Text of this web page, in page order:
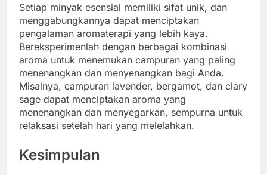
Setiap minyak esensial memiliki sifat unik, dan
menggabungkannya dapat menciptakan
pengalaman aromaterapi yang lebih kaya.
Bereksperimenlah dengan berbagai kombinasi
aroma untuk menemukan campuran yang paling
menenangkan dan menyenangkan bagi Anda.
Misalnya, campuran lavender, bergamot, dan clary
sage dapat menciptakan aroma yang
menenangkan dan menyegarkan, sempurna untuk
relaksasi setelah hari yang melelahkan.
Kesimpulan